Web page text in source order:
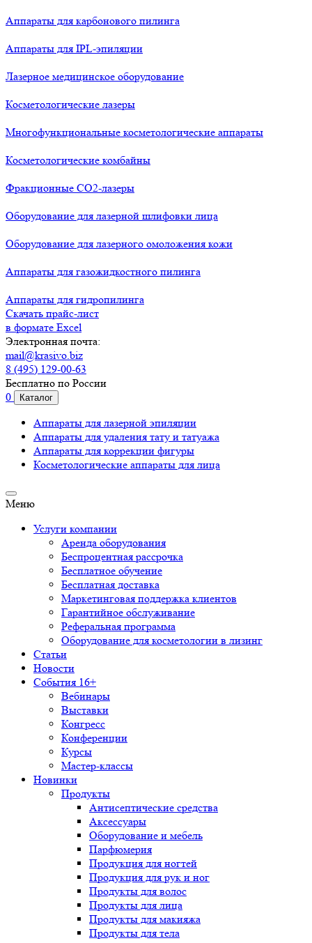
Аппараты для карбонового пилинга
Аппараты для IPL-эпиляции
Лазерное медицинское оборудование
Косметологические лазеры
Многофункциональные косметологические аппараты
Косметологические комбайны
Фракционные СО2-лазеры
Оборудование для лазерной шлифовки лица
Оборудование для лазерного омоложения кожи
Аппараты для газожидкостного пилинга
Аппараты для гидропилинга
Скачать прайс-лист
в формате Excel
Электронная почта:
mail@krasivo.biz
8 (495) 129-00-63
Бесплатно по России
0
Каталог
Аппараты для лазерной эпиляции
Аппараты для удаления тату и татуажа
Аппараты для коррекции фигуры
Косметологические аппараты для лица
Меню
Услуги компании
Аренда оборудования
Беспроцентная рассрочка
Бесплатное обучение
Бесплатная доставка
Маркетинговая поддержка клиентов
Гарантийное обслуживание
Реферальная программа
Оборудование для косметологии в лизинг
Статьи
Новости
События 16+
Вебинары
Выставки
Конгресс
Конференции
Курсы
Мастер-классы
Новинки
Продукты
Антисептические средства
Аксессуары
Оборудование и мебель
Парфюмерия
Продукция для ногтей
Продукция для рук и ног
Продукты для волос
Продукты для лица
Продукты для макияжа
Продукты для тела